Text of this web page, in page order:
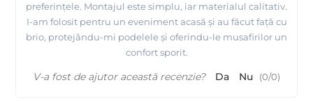
preferințele. Montajul este simplu, iar materialul calitativ.
I-am folosit pentru un eveniment acasă și au făcut față cu
brio, protejându-mi podelele și oferindu-le musafirilor un
confort sporit.
V-a fost de ajutor această recenzie? Da Nu (0/0)